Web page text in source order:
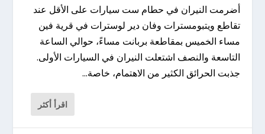
أضرمت النيران في حطام ست سيارات على الأقل عند
تقاطع ويتبومسترات وفان دير لوسترات في قرية فين
مساء الخميس بمقاطعة بربانت مساءً، حوالي الساعة
التاسعة والنصف اشتعلت النيران في السيارات الأولى.
جذبت الحرائق الكثير من الاهتمام، خاصة...
اقرأ أكثر